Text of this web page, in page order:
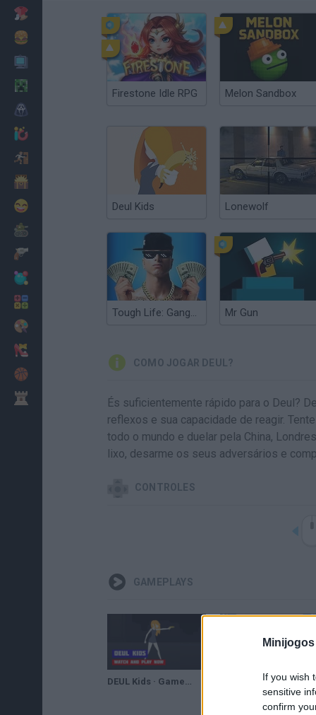
Minijogos
If you wish
sensitive
confirm
Firestone Idle RPG Melon Sandbox
Deul Kids Lonewolf
Tough Life: GangLand Mr Gun
COMO JOGAR DEUL?
És suficientemente rápido para o Deul?
reflexos e sua capacidade de reagir.
todo o mundo e duelar pela China,
lixo, desarme os seus adversários e
CONTROLES
GAMEPLAYS
DEUL Kids · Game · Gameplay Deul Shooting Game Walkthrough